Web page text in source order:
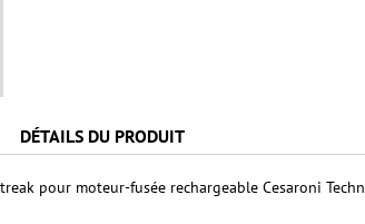
DÉTAILS DU PRODUIT
pour moteur-fusée rechargeable Cesaroni